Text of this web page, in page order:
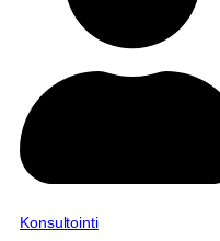
Konsultointi